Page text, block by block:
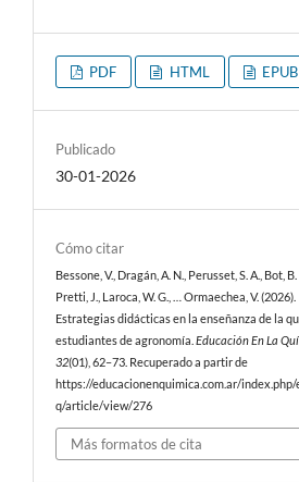
PDF HTML EPUB
Publicado
30-01-2026
Cómo citar
Bessone, V., Dragán, A. N., Perusset, S. A., Bot, B.
Pretti, J., Laroca, W. G., … Ormaechea, V. (2026).
Estrategias didácticas en la enseñanza de la
estudiantes de agronomía.Educación En La
32(01), 62–73. Recuperado a partir de
https://educacionenquimica.com.ar/index.php/
q/article/view/276
Más formatos de cita